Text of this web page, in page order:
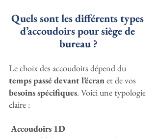
Quels sont les différents types
d’accoudoirs pour siège de
bureau ?
Le choix des accoudoirs dépend du
temps passé devant l’écran et de vos
besoins spécifiques. Voici une typologie
claire :
Accoudoirs 1D